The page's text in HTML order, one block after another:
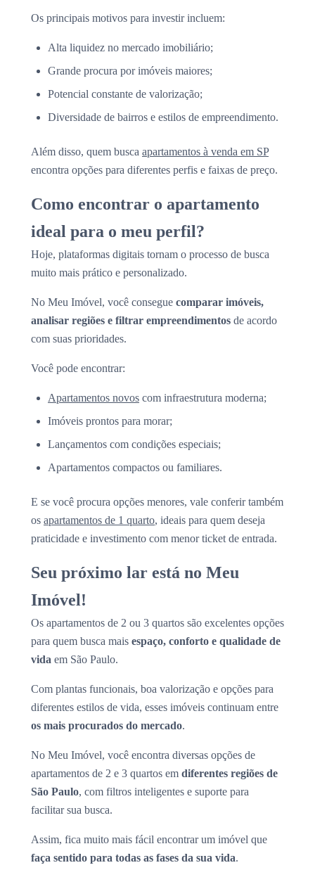
Os principais motivos para investir incluem:
Alta liquidez no mercado imobiliário;
Grande procura por imóveis maiores;
Potencial constante de valorização;
Diversidade de bairros e estilos de empreendimento.
Além disso, quem busca apartamentos à venda em SP
encontra opções para diferentes perfis e faixas de preço.
Como encontrar o apartamento
ideal para o meu perfil?
Hoje, plataformas digitais tornam o processo de busca
muito mais prático e personalizado.
No Meu Imóvel, você consegue comparar imóveis,
analisar regiões e filtrar empreendimentos de acordo
com suas prioridades.
Você pode encontrar:
Apartamentos novos com infraestrutura moderna;
Imóveis prontos para morar;
Lançamentos com condições especiais;
Apartamentos compactos ou familiares.
E se você procura opções menores, vale conferir também
os apartamentos de 1 quarto, ideais para quem deseja
praticidade e investimento com menor ticket de entrada.
Seu próximo lar está no Meu
Imóvel!
Os apartamentos de 2 ou 3 quartos são excelentes opções
para quem busca mais espaço, conforto e qualidade de
vida em São Paulo.
Com plantas funcionais, boa valorização e opções para
diferentes estilos de vida, esses imóveis continuam entre
os mais procurados do mercado.
No Meu Imóvel, você encontra diversas opções de
apartamentos de 2 e 3 quartos em diferentes regiões de
São Paulo, com filtros inteligentes e suporte para
facilitar sua busca.
Assim, fica muito mais fácil encontrar um imóvel que
faça sentido para todas as fases da sua vida.